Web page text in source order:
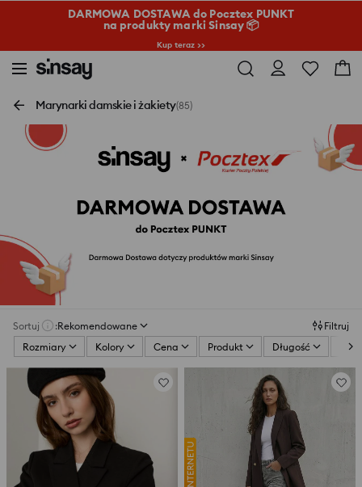
DARMOWA DOSTAWA do Pocztex PUNKT
na produkty marki Sinsay 📦
Kup teraz >>
Marynarki damskie i żakiety(85)
Sortuj :Rekomendowane
Filtruj
Rozmiary
Kolory Cena Produkt Długość